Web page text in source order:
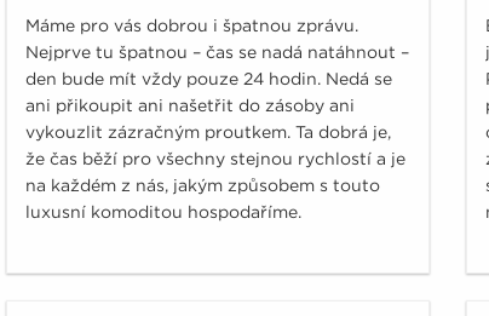
Máme pro vás dobrou i špatnou zprávu.
Nejprve tu špatnou – čas se nadá natáhnout –
den bude mít vždy pouze 24 hodin. Nedá se
ani přikoupit ani našetřit do zásoby ani
vykouzlit zázračným proutkem. Ta dobrá je,
že čas běží pro všechny stejnou rychlostí a je
na každém z nás, jakým způsobem s touto
luxusní komoditou hospodaříme.